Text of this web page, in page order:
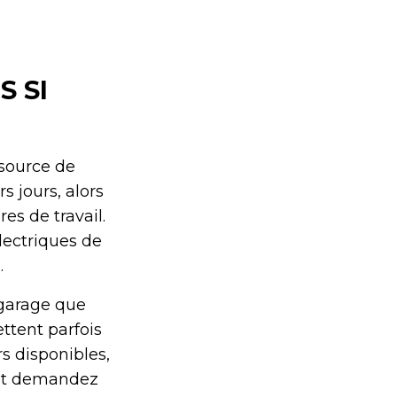
SI
de
jours, alors
de travail.
de
que
parfois
disponibles,
demandez